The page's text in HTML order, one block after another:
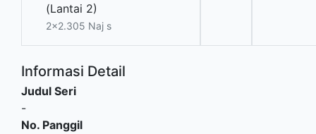
(Lantai 2)
2x2.305 Naj s
Informasi Detail
Judul Seri
-
No. Panggil